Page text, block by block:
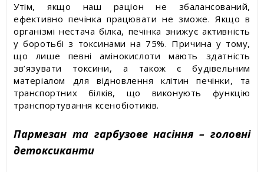
Утім, якщо наш раціон не збалансований,
ефективно печінка працювати не зможе. Якщо в
організмі нестача білка, печінка знижує активність
у боротьбі з токсинами на 75%. Причина у тому,
що лише певні амінокислоти мають здатність
зв’язувати токсини, а також є будівельним
матеріалом для відновлення клітин печінки, та
транспортних білків, що виконують функцію
транспортування ксенобіотиків.
Пармезан та гарбузове насіння – головні
детоксиканти